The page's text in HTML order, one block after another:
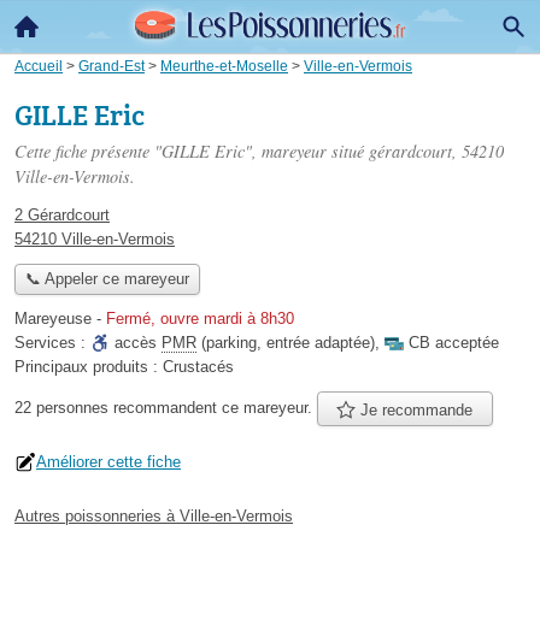
Accueil > Grand-Est> Meurthe-et-Moselle > Ville-en-Vermois
GILLE Eric
Cette fiche présente "GILLE Eric", mareyeur situé gérardcourt, 54210
Ville-en-Vermois.
2 Gérardcourt
54210 Ville-en-Vermois
📞 Appeler ce mareyeur
Mareyeuse - Fermé, ouvre mardi à 8h30
Services :
accès PMR (parking, entrée adaptée),
CB acceptée
Principaux produits : Crustacés
22 personnes recommandent ce mareyeur. Je recommande
Améliorer cette fiche
Autres poissonneries à Ville-en-Vermois